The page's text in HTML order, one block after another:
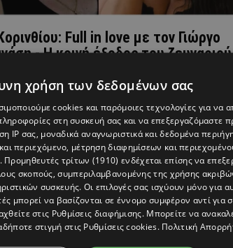
Full in love με τον Γιώργο
- Η κοινή έξοδος του ζευγαριού
χρήση των δεδομένων σας
cookies και παρόμοιες τεχνολογίες για να
στη συσκευή σας και να επεξεργαζόμαστε
IP σας, μοναδικά αναγνωριστικά και δεδομένα
περιεχόμενο, μέτρηση διαφημίσεων και
Προμηθευτές τρίτων (1910) ενδέχεται επίσης να
σκοπούς, συμπεριλαμβανομένης της χρήσης
συσκευής. Οι επιλογές σας ισχύουν μόνο για
μπορεί να βασίζονται σε έννομο συμφέρον αντί για
στις Ρυθμίσεις διαφήμισης. Μπορείτε να
στιγμή στις Ρυθμίσεις cookies. Πολιτική